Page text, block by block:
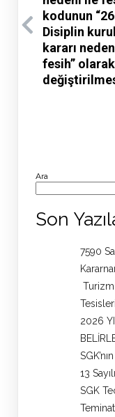
kodunun
Disiplin
kararı
fesih” olarak
Ara
Son
7590
2026
13
SGK